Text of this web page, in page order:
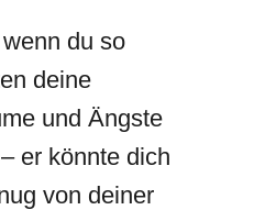
du so
deine
und Ängste
er könnte dich
von deiner